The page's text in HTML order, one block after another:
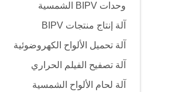
وحدات BIPV الشمسية
آلة إنتاج منتجات BIPV
آلة تحميل الألواح الكهروضوئية
آلة تصفيح الفيلم الحراري
آلة لحام الألواح الشمسية